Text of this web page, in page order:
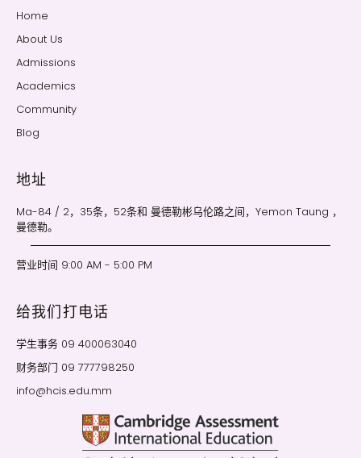
Home
About Us
Admissions
Academics
Community
Blog
地址
Ma-84 / 2，35条，52条和 曼德勒彬乌伦路之间，Yemon Taung ，
曼德勒。
营业时间 9:00 AM - 5:00 PM
给我们打电话
学生事务 09 400063040
财务部门 09 777798250
info@hcis.edu.mm